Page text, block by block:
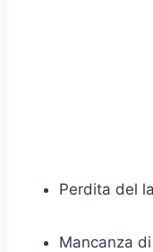
Perdita del
Mancanza